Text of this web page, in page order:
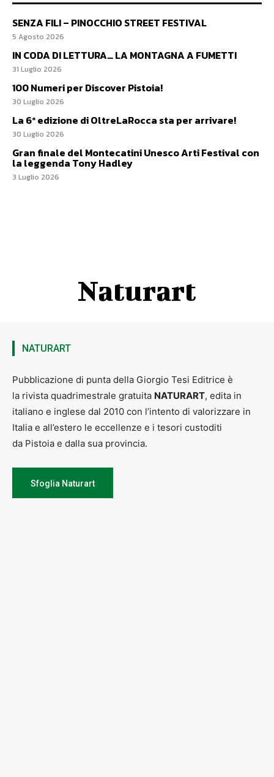
SENZA FILI – PINOCCHIO STREET FESTIVAL
5 Agosto 2026
IN CODA DI LETTURA… LA MONTAGNA A FUMETTI
31 Luglio 2026
100 Numeri per Discover Pistoia!
30 Luglio 2026
La 6ª edizione di OltreLaRocca sta per arrivare!
30 Luglio 2026
Gran finale del Montecatini Unesco Arti Festival con
la leggenda Tony Hadley
3 Luglio 2026
Naturart
NATURART
Pubblicazione di punta della Giorgio Tesi Editrice è
la rivista quadrimestrale gratuita NATURART, edita in
italiano e inglese dal 2010 con l’intento di valorizzare in
Italia e all’estero le eccellenze e i tesori custoditi
da Pistoia e dalla sua provincia.
Sfoglia Naturart